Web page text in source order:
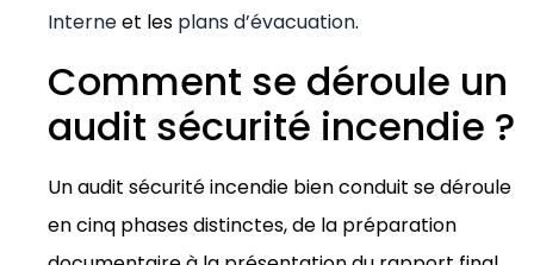
Interneet les plans d’évacuation.
Comment se déroule un
audit sécurité incendie ?
Un audit sécurité incendie bien conduit se déroule
en cinq phases distinctes, de la préparation